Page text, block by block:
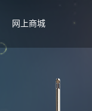
网上商城